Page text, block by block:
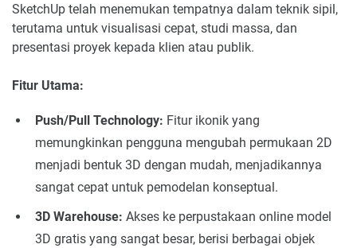
SketchUp telah menemukan tempatnya dalam teknik sipil,
terutama untuk visualisasi cepat, studi massa, dan
presentasi proyek kepada klien atau publik.
Fitur Utama:
Push/Pull Technology: Fitur ikonik yang
memungkinkan pengguna mengubah permukaan 2D
menjadi bentuk 3D dengan mudah, menjadikannya
sangat cepat untuk pemodelan konseptual.
3D Warehouse: Akses ke perpustakaan online model
3D gratis yang sangat besar, berisi berbagai objek